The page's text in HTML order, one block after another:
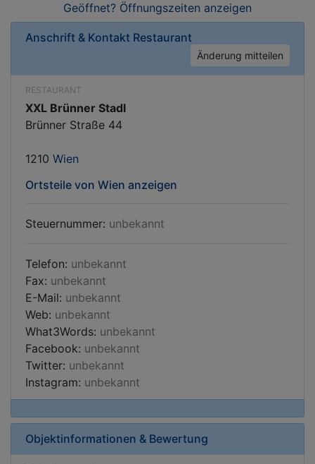
Geöffnet? Öffnungszeiten anzeigen
Anschrift & Kontakt Restaurant
Änderung mitteilen
RESTAURANT
XXL Brünner Stadl
Brünner Straße 44
1210 Wien
Ortsteile von Wien anzeigen
Steuernummer: unbekannt
Telefon: unbekannt
Fax: unbekannt
E-Mail: unbekannt
Web: unbekannt
What3Words: unbekannt
Facebook: unbekannt
Twitter: unbekannt
Instagram: unbekannt
Objektinformationen & Bewertung